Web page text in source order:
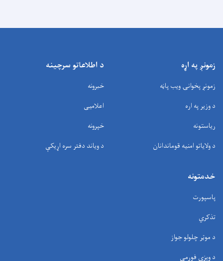
زمونږ په اړه
زمونږ پخوانۍ ویب پاڼه
د وزیر په اره
ریاستونه
د ولایاتو امنیه قوماندانان
د اطلاعاتو سرچینه
خبرونه
اعلامیی
خپرونه
د وياند دفتر سره اړیکې
خدمتونه
پاسپورت
تذکري
د موټر چلولو جواز
د ویزې فورمې